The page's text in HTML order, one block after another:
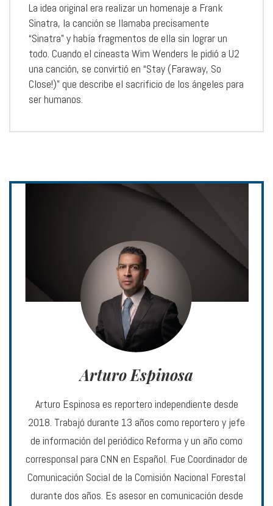
La idea original era realizar un homenaje a Frank
Sinatra, la canción se llamaba precisamente
“Sinatra” y había fragmentos de ella sin lograr un
todo. Cuando el cineasta Wim Wenders le pidió a U2
una canción, se convirtió en “Stay (Faraway, So
Close!)” que describe el sacrificio de los ángeles para
ser humanos.
Arturo Espinosa
Arturo Espinosa es reportero independiente desde
2018. Trabajó durante 13 años como reportero y jefe
de información del periódico Reforma y un año como
corresponsal para CNN en Español. Fue Coordinador de
Comunicación Social de la Comisión Nacional Forestal
durante dos años. Es asesor en comunicación desde